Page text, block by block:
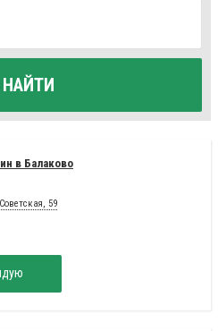
НАЙТИ
в Балаково
59